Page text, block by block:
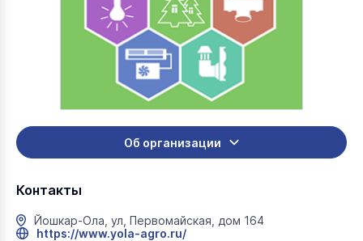
Об организации
Контакты
Йошкар-Ола, ул, Первомайская, дом 164
https://www.yola-agro.ru/